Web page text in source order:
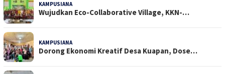
KAMPUSIANA
Wujudkan Eco-Collaborative Village, KKN-…
KAMPUSIANA
Dorong Ekonomi Kreatif Desa Kuapan, Dose…